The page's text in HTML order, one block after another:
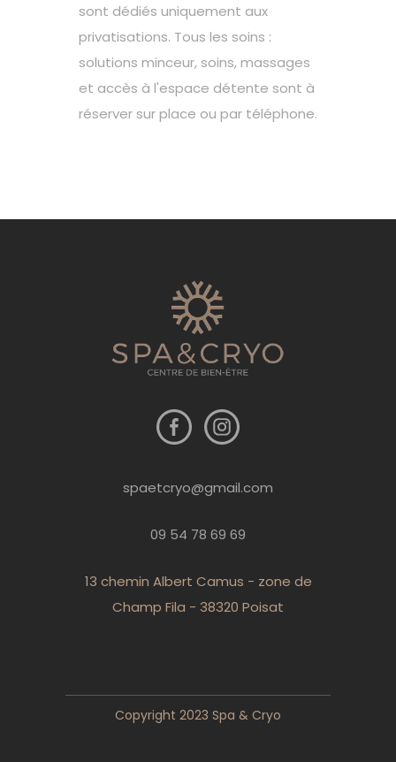
sont dédiés uniquement aux
privatisations. Tous les soins :
solutions minceur, soins, massages
et accès à l'espace détente sont à
réserver sur place ou par téléphone.
spaetcryo@gmail.com
09 54 78 69 69
13 chemin Albert Camus - zone de
Champ Fila - 38320 Poisat
Copyright 2023 Spa & Cryo